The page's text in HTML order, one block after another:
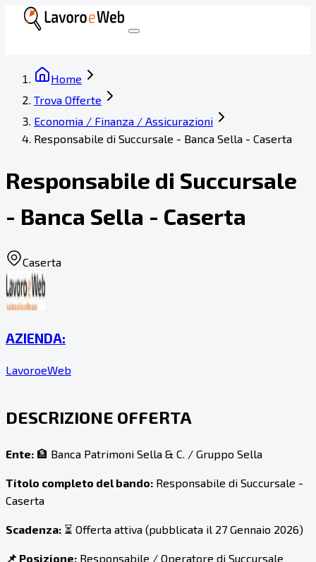
Home
Trova Offerte
Economia / Finanza / Assicurazioni
Responsabile di Succursale - Banca Sella - Caserta
Responsabile di Succursale
- Banca Sella - Caserta
Caserta
AZIENDA:
LavoroeWeb
DESCRIZIONE OFFERTA
Ente: 🏦 Banca Patrimoni Sella & C. / Gruppo Sella
Titolo completo del bando: Responsabile di Succursale -
Caserta
Scadenza: ⏳ Offerta attiva (pubblicata il 27 Gennaio 2026)
📌 Posizione: Responsabile / Operatore di Succursale